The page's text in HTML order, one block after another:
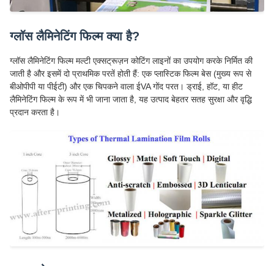
ग्लॉस लैमिनेटिंग फिल्म क्या है?
ग्लॉस लैमिनेटिंग फिल्म मल्टी एक्सट्रूज़न कोटिंग लाइनों का उपयोग करके निर्मित की
जाती है और इसमें दो प्राथमिक परतें होती हैं: एक प्लास्टिक फिल्म बेस (मुख्य रूप से
बीओपीपी या पीईटी) और एक चिपकने वाला ईVA गोंद परत। ड्राई, हॉट, या हीट
लैमिनेटिंग फिल्म के रूप में भी जाना जाता है, यह उत्पाद बेहतर सतह सुरक्षा और वृद्धि
प्रदान करता है।